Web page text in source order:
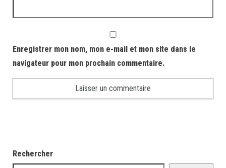
Enregistrer mon nom, mon e-mail et mon site dans le
navigateur pour mon prochain commentaire.
Rechercher